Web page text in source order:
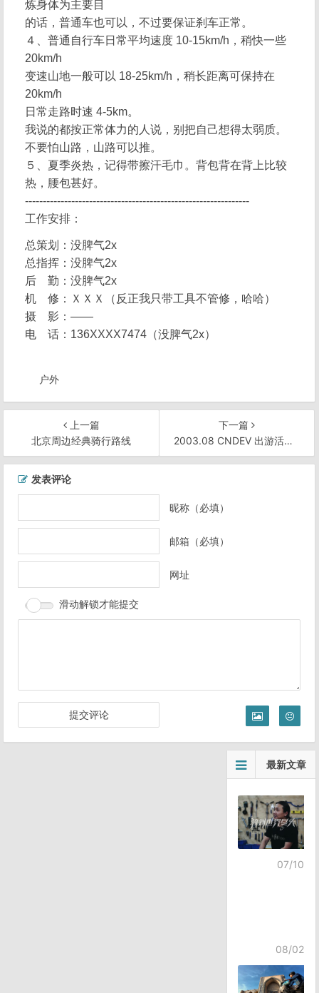
炼身体为主要目
的话，普通车也可以，不过要保证刹车正常。
４、普通自行车日常平均速度 10-15km/h，稍快一些
20km/h
变速山地一般可以 18-25km/h，稍长距离可保持在
20km/h
日常走路时速 4-5km。
我说的都按正常体力的人说，别把自己想得太弱质。
不要怕山路，山路可以推。
５、夏季炎热，记得带擦汗毛巾。背包背在背上比较
热，腰包甚好。
---------------------------------------------------------------
工作安排：
总策划：没脾气2x
总指挥：没脾气2x
后 勤：没脾气2x
机 修：ＸＸＸ（反正我只带工具不管修，哈哈）
摄 影：——
电 话：136XXXX7474（没脾气2x）
户外
上一篇
北京周边经典骑行路线
下一篇
2003.08 CNDEV 出游活动：北京雁栖湖骑行
发表评论
昵称（必填）
邮箱（必填）
网址
滑动解锁才能提交
最新文章
07/10
08/02